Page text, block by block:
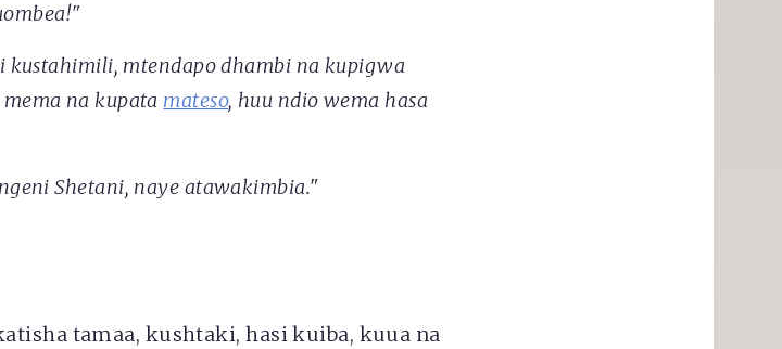
kustahimili, mtendapo dhambi na kupigwa
na kupata mateso, huu ndio wema hasa
Shetani, naye atawakimbia."
tamaa, kushtaki, hasi kuiba, kuua na